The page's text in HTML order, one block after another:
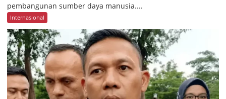
pembangunan sumber daya manusia....
Internasional